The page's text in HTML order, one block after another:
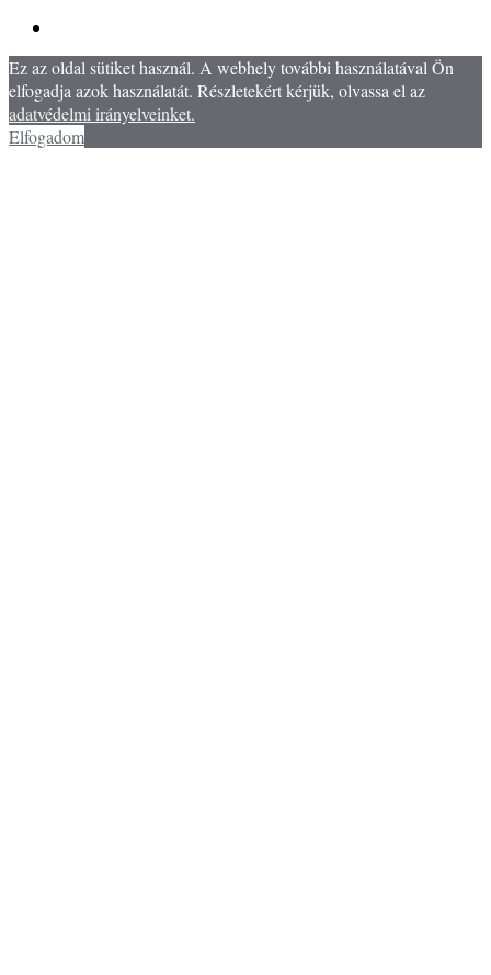
Ez az oldal sütiket használ. A webhely további használatával Ön
elfogadja azok használatát. Részletekért kérjük, olvassa el az
adatvédelmi irányelveinket.
Elfogadom